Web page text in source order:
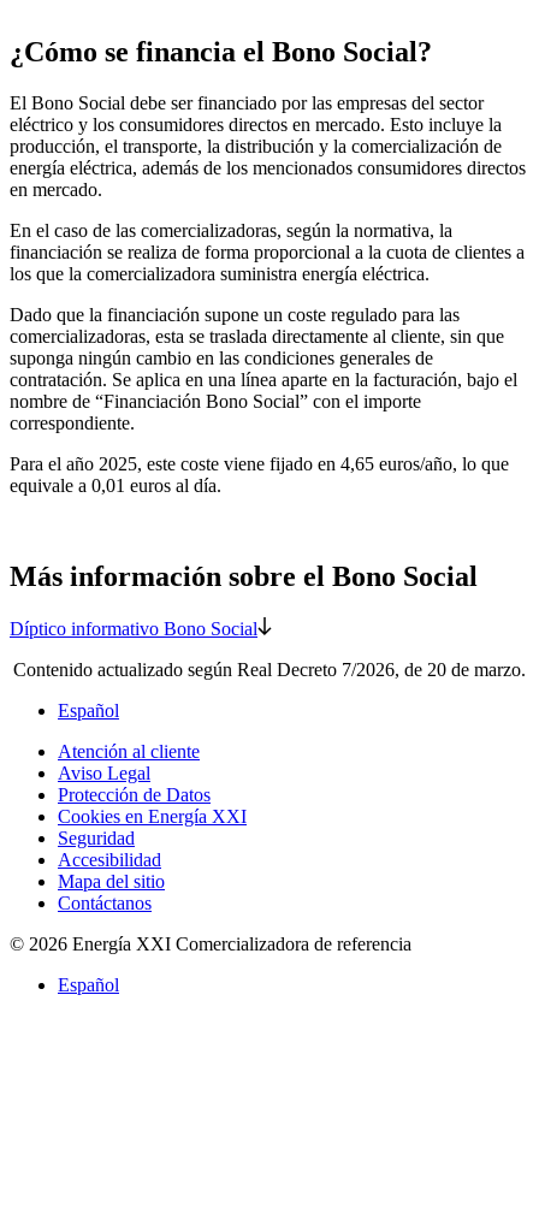
¿Cómo se financia el Bono Social?
El Bono Social debe ser financiado por las empresas del sector
eléctrico y los consumidores directos en mercado. Esto incluye la
producción, el transporte, la distribución y la comercialización de
energía eléctrica, además de los mencionados consumidores directos
en mercado.
En el caso de las comercializadoras, según la normativa, la
financiación se realiza de forma proporcional a la cuota de clientes a
los que la comercializadora suministra energía eléctrica.
Dado que la financiación supone un coste regulado para las
comercializadoras, esta se traslada directamente al cliente, sin que
suponga ningún cambio en las condiciones generales de
contratación. Se aplica en una línea aparte en la facturación, bajo el
nombre de “Financiación Bono Social” con el importe
correspondiente.
Para el año 2025, este coste viene fijado en 4,65 euros/año, lo que
equivale a 0,01 euros al día.
Más información sobre el Bono Social
Díptico informativo Bono Social
Contenido actualizado según Real Decreto 7/2026, de 20 de marzo.
Español
Atención al cliente
Aviso Legal
Protección de Datos
Cookies en Energía XXI
Seguridad
Accesibilidad
Mapa del sitio
Contáctanos
© 2026 Energía XXI Comercializadora de referencia
Español